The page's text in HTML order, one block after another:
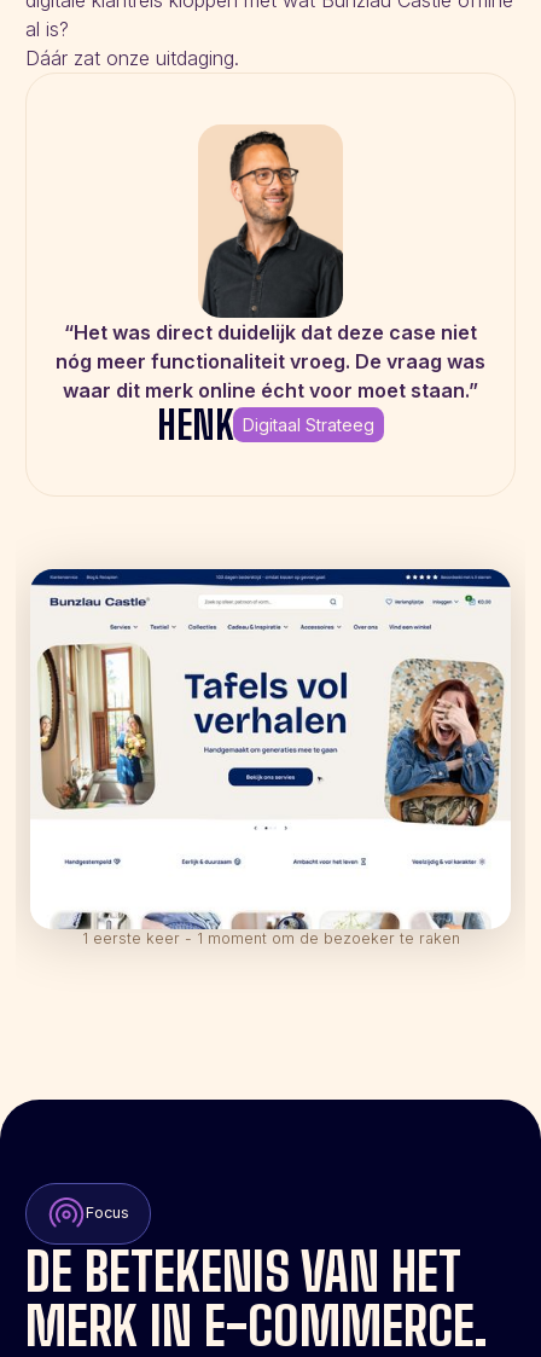
al is?
Dáár zat onze uitdaging.
“Het was direct duidelijk dat deze case niet
nóg meer functionaliteit vroeg. De vraag was
waar dit merk online écht voor moet staan.”
HENK Digitaal Strateeg
1 eerste keer - 1 moment om de bezoeker te raken
Focus
DE BETEKENIS VAN HET
MERK IN E-COMMERCE.